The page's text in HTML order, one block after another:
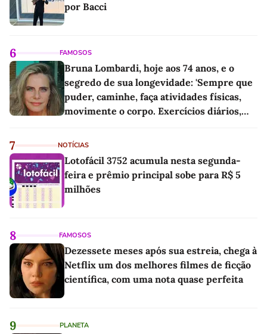
por Bacci
6 FAMOSOS
Bruna Lombardi, hoje aos 74 anos, e o
segredo de sua longevidade: 'Sempre que
puder, caminhe, faça atividades físicas,
movimente o corpo. Exercícios diários,
7 NOTÍCIAS
Lotofácil 3752 acumula nesta segunda-
feira e prêmio principal sobe para R$ 5
milhões
8 FAMOSOS
Dezessete meses após sua estreia, chega à
Netflix um dos melhores filmes de ficção
científica, com uma nota quase perfeita
9 PLANETA